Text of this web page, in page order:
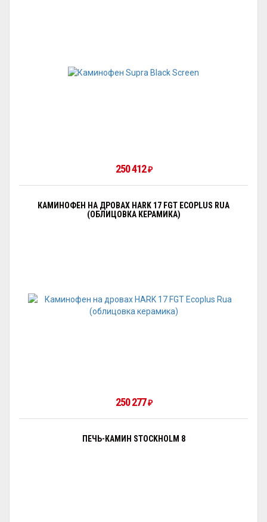
250 412₽
КАМИНОФЕН НА ДРОВАХ HARK 17 FGT ECOPLUS RUA
(ОБЛИЦОВКА КЕРАМИКА)
250 277₽
ПЕЧЬ-КАМИН STOCKHOLM 8